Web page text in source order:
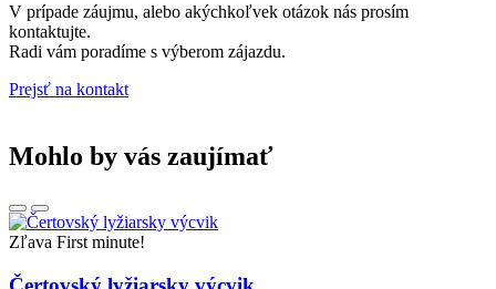
V prípade záujmu, alebo akýchkoľvek otázok nás prosím
kontaktujte.
Radi vám poradíme s výberom zájazdu.
Prejsť na kontakt
Mohlo by vás zaujímať
Zľava First minute!